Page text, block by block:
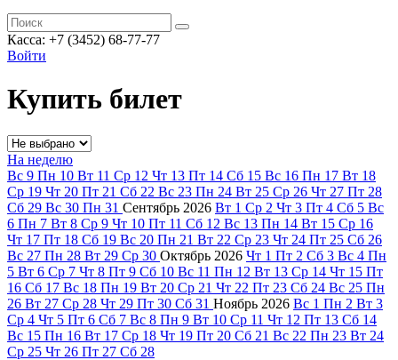
Касса: +7 (3452) 68-77-77
Войти
Купить билет
На неделю
Вс 9 Пн 10 Вт 11 Ср 12 Чт 13 Пт 14 Сб 15 Вс 16 Пн 17 Вт 18
Ср 19 Чт 20 Пт 21 Сб 22 Вс 23 Пн 24 Вт 25 Ср 26 Чт 27 Пт 28
Сб 29 Вс 30 Пн 31 Сентябрь 2026 Вт 1 Ср 2 Чт 3 Пт 4 Сб 5 Вс
6 Пн 7 Вт 8 Ср 9 Чт 10 Пт 11 Сб 12 Вс 13 Пн 14 Вт 15 Ср 16
Чт 17 Пт 18 Сб 19 Вс 20 Пн 21 Вт 22 Ср 23 Чт 24 Пт 25 Сб 26
Вс 27 Пн 28 Вт 29 Ср 30 Октябрь 2026 Чт 1 Пт 2 Сб 3 Вс 4 Пн
5 Вт 6 Ср 7 Чт 8 Пт 9 Сб 10 Вс 11 Пн 12 Вт 13 Ср 14 Чт 15 Пт
16 Сб 17 Вс 18 Пн 19 Вт 20 Ср 21 Чт 22 Пт 23 Сб 24 Вс 25 Пн
26 Вт 27 Ср 28 Чт 29 Пт 30 Сб 31 Ноябрь 2026 Вс 1 Пн 2 Вт 3
Ср 4 Чт 5 Пт 6 Сб 7 Вс 8 Пн 9 Вт 10 Ср 11 Чт 12 Пт 13 Сб 14
Вс 15 Пн 16 Вт 17 Ср 18 Чт 19 Пт 20 Сб 21 Вс 22 Пн 23 Вт 24
Ср 25 Чт 26 Пт 27 Сб 28